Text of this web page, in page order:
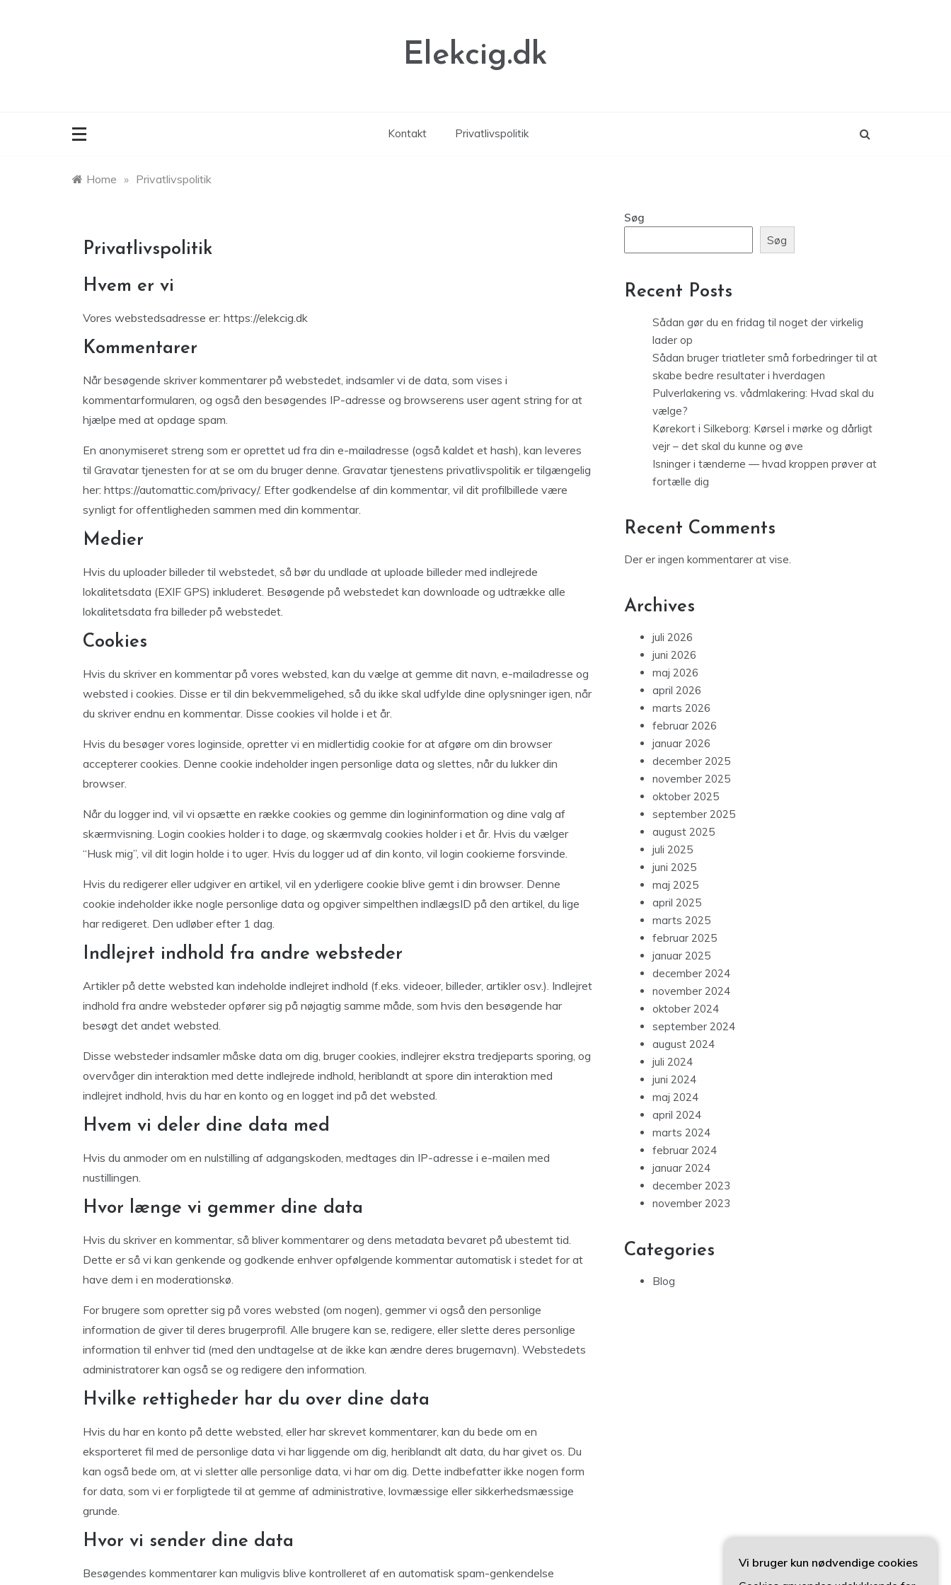
Elekcig.dk
Kontakt Privatlivspolitik
Home » Privatlivspolitik
Privatlivspolitik
Hvem er vi
Vores webstedsadresse er: https://elekcig.dk
Kommentarer
Når besøgende skriver kommentarer på webstedet, indsamler vi de data, som vises i
kommentarformularen, og også den besøgendes IP-adresse og browserens user agent string for at
hjælpe med at opdage spam.
En anonymiseret streng som er oprettet ud fra din e-mailadresse (også kaldet et hash), kan leveres
til Gravatar tjenesten for at se om du bruger denne. Gravatar tjenestens privatlivspolitik er tilgængelig
her: https://automattic.com/privacy/. Efter godkendelse af din kommentar, vil dit profilbillede være
synligt for offentligheden sammen med din kommentar.
Medier
Hvis du uploader billeder til webstedet, så bør du undlade at uploade billeder med indlejrede
lokalitetsdata (EXIF GPS) inkluderet. Besøgende på webstedet kan downloade og udtrække alle
lokalitetsdata fra billeder på webstedet.
Cookies
Hvis du skriver en kommentar på vores websted, kan du vælge at gemme dit navn, e-mailadresse og
websted i cookies. Disse er til din bekvemmeligehed, så du ikke skal udfylde dine oplysninger igen, når
du skriver endnu en kommentar. Disse cookies vil holde i et år.
Hvis du besøger vores loginside, opretter vi en midlertidig cookie for at afgøre om din browser
accepterer cookies. Denne cookie indeholder ingen personlige data og slettes, når du lukker din
browser.
Når du logger ind, vil vi opsætte en række cookies og gemme din logininformation og dine valg af
skærmvisning. Login cookies holder i to dage, og skærmvalg cookies holder i et år. Hvis du vælger
“Husk mig”, vil dit login holde i to uger. Hvis du logger ud af din konto, vil login cookierne forsvinde.
Hvis du redigerer eller udgiver en artikel, vil en yderligere cookie blive gemt i din browser. Denne
cookie indeholder ikke nogle personlige data og opgiver simpelthen indlægsID på den artikel, du lige
har redigeret. Den udløber efter 1 dag.
Indlejret indhold fra andre websteder
Artikler på dette websted kan indeholde indlejret indhold (f.eks. videoer, billeder, artikler osv.). Indlejret
indhold fra andre websteder opfører sig på nøjagtig samme måde, som hvis den besøgende har
besøgt det andet websted.
Disse websteder indsamler måske data om dig, bruger cookies, indlejrer ekstra tredjeparts sporing, og
overvåger din interaktion med dette indlejrede indhold, heriblandt at spore din interaktion med
indlejret indhold, hvis du har en konto og en logget ind på det websted.
Hvem vi deler dine data med
Hvis du anmoder om en nulstilling af adgangskoden, medtages din IP-adresse i e-mailen med
nustillingen.
Hvor længe vi gemmer dine data
Hvis du skriver en kommentar, så bliver kommentarer og dens metadata bevaret på ubestemt tid.
Dette er så vi kan genkende og godkende enhver opfølgende kommentar automatisk i stedet for at
have dem i en moderationskø.
For brugere som opretter sig på vores websted (om nogen), gemmer vi også den personlige
information de giver til deres brugerprofil. Alle brugere kan se, redigere, eller slette deres personlige
information til enhver tid (med den undtagelse at de ikke kan ændre deres brugernavn). Webstedets
administratorer kan også se og redigere den information.
Hvilke rettigheder har du over dine data
Hvis du har en konto på dette websted, eller har skrevet kommentarer, kan du bede om en
eksporteret fil med de personlige data vi har liggende om dig, heriblandt alt data, du har givet os. Du
kan også bede om, at vi sletter alle personlige data, vi har om dig. Dette indbefatter ikke nogen form
for data, som vi er forpligtede til at gemme af administrative, lovmæssige eller sikkerhedsmæssige
grunde.
Hvor vi sender dine data
Besøgendes kommentarer kan muligvis blive kontrolleret af en automatisk spam-genkendelse
Søg
Søg
Recent Posts
Sådan gør du en fridag til noget der virkelig
lader op
Sådan bruger triatleter små forbedringer til at
skabe bedre resultater i hverdagen
Pulverlakering vs. vådmlakering: Hvad skal du
vælge?
Kørekort i Silkeborg: Kørsel i mørke og dårligt
vejr – det skal du kunne og øve
Isninger i tænderne — hvad kroppen prøver at
fortælle dig
Recent Comments
Der er ingen kommentarer at vise.
Archives
juli 2026
juni 2026
maj 2026
april 2026
marts 2026
februar 2026
januar 2026
december 2025
november 2025
oktober 2025
september 2025
august 2025
juli 2025
juni 2025
maj 2025
april 2025
marts 2025
februar 2025
januar 2025
december 2024
november 2024
oktober 2024
september 2024
august 2024
juli 2024
juni 2024
maj 2024
april 2024
marts 2024
februar 2024
januar 2024
december 2023
november 2023
Categories
Blog
Vi bruger kun nødvendige cookies